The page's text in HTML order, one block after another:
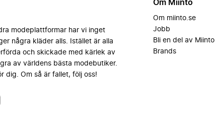
modeplattformar har vi inget
några kläder alls. Istället är alla
och skickade med kärlek av
av världens bästa modebutiker.
dig. Om så är fallet, följ oss!
Om Miinto
Om miinto.se
Jobb
Bli en del av Miinto
Brands